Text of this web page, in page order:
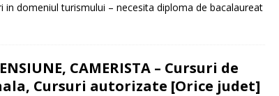
domeniul turismului – necesita diploma de bacalaureat
CAMERISTA – Cursuri de
Cursuri autorizate [Orice judet]